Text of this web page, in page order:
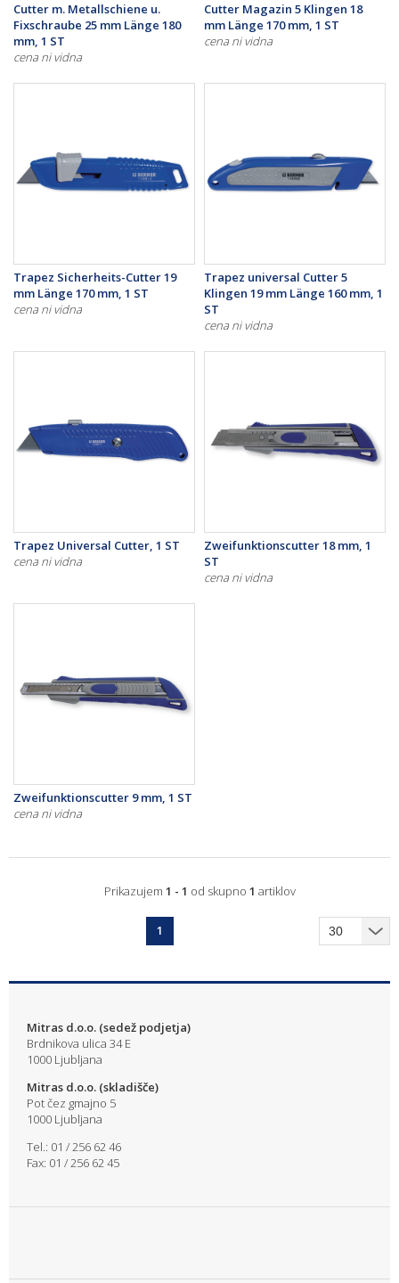
Cutter m. Metallschiene u.
Fixschraube 25 mm Länge 180
mm, 1 ST
cena ni vidna
Cutter Magazin 5 Klingen 18
mm Länge 170 mm, 1 ST
cena ni vidna
Trapez Sicherheits-Cutter 19
mm Länge 170 mm, 1 ST
cena ni vidna
Trapez universal Cutter 5
Klingen 19 mm Länge 160 mm, 1
ST
cena ni vidna
Trapez Universal Cutter, 1 ST
cena ni vidna
Zweifunktionscutter 18 mm, 1
ST
cena ni vidna
Zweifunktionscutter 9 mm, 1 ST
cena ni vidna
Prikazujem 1 - 1 od skupno 1 artiklov
1
Mitras d.o.o. (sedež podjetja)
Brdnikova ulica 34 E
1000 Ljubljana
Mitras d.o.o. (skladišče)
Pot čez gmajno 5
1000 Ljubljana
Tel.: 01 / 256 62 46
Fax: 01 / 256 62 45